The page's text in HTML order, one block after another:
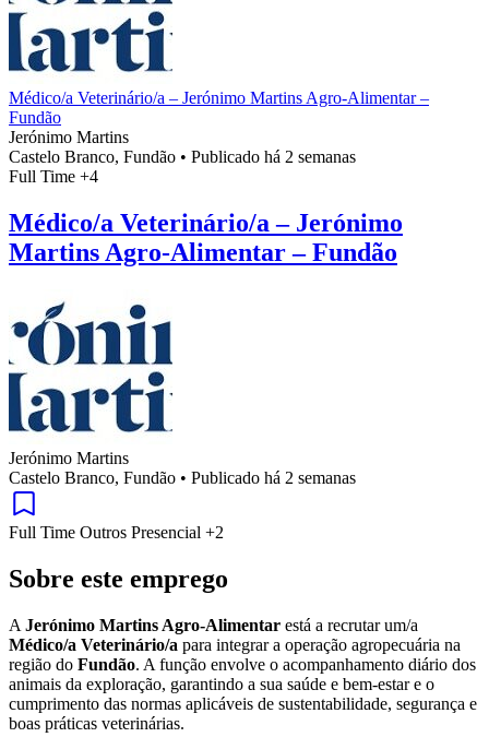
Médico/a Veterinário/a – Jerónimo Martins Agro-Alimentar –
Fundão
Jerónimo Martins
Castelo Branco, Fundão • Publicado há 2 semanas
Full Time +4
Médico/a Veterinário/a – Jerónimo
Martins Agro-Alimentar – Fundão
Jerónimo Martins
Castelo Branco, Fundão • Publicado há 2 semanas
Full Time Outros Presencial +2
Sobre este emprego
A Jerónimo Martins Agro-Alimentar está a recrutar um/a
Médico/a Veterinário/a para integrar a operação agropecuária na
região do Fundão. A função envolve o acompanhamento diário dos
animais da exploração, garantindo a sua saúde e bem-estar e o
cumprimento das normas aplicáveis de sustentabilidade, segurança e
boas práticas veterinárias.